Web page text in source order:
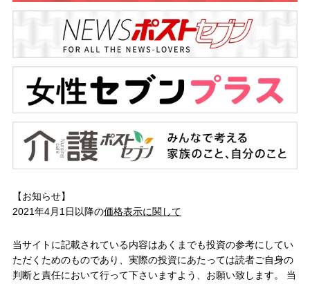
【お知らせ】
2021年4月1日以降の価格表示に関して
当サイトに記載されている内容はあくまでも投資の参考にしてい
ただくためのものであり、実際の投資にあたっては読者ご自身の
判断と責任において行って下さいますよう、お願い致します。 当